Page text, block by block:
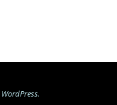
WordPress.